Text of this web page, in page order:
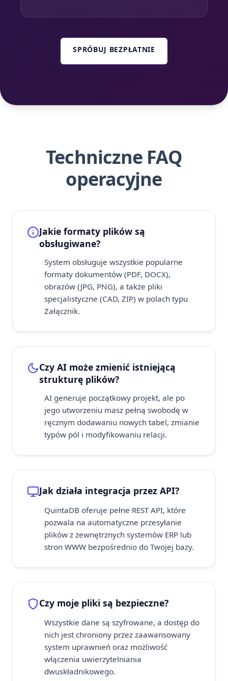
SPRÓBUJ BEZPŁATNIE
Techniczne FAQ
operacyjne
Jakie formaty plików są
obsługiwane?
System obsługuje wszystkie popularne
formaty dokumentów (PDF, DOCX),
obrazów (JPG, PNG), a także pliki
specjalistyczne (CAD, ZIP) w polach typu
Załącznik.
Czy AI może zmienić istniejącą
strukturę plików?
AI generuje początkowy projekt, ale po
jego utworzeniu masz pełną swobodę w
ręcznym dodawaniu nowych tabel, zmianie
typów pól i modyfikowaniu relacji.
Jak działa integracja przez API?
QuintaDB oferuje pełne REST API, które
pozwala na automatyczne przesyłanie
plików z zewnętrznych systemów ERP lub
stron WWW bezpośrednio do Twojej bazy.
Czy moje pliki są bezpieczne?
Wszystkie dane są szyfrowane, a dostęp do
nich jest chroniony przez zaawansowany
system uprawnień oraz możliwość
włączenia uwierzytelniania
dwuskładnikowego.